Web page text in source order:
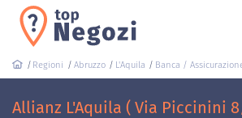
Regioni Abruzzo L'Aquila Banca /
Allianz L'Aquila ( Via Piccinini